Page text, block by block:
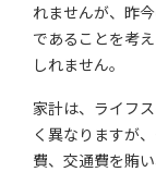
れませんが、昨
であることを考
しれません。
家計は、ライフ
く異なりますが
費、交通費を賄